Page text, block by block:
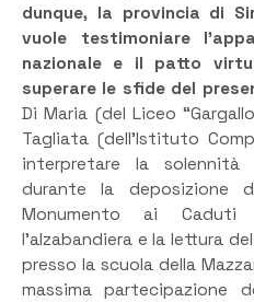
dunque, la provincia di
vuole testimoniare
nazionale e il patto
superare le sfide del
Di Maria (del Liceo
Tagliata (dell’Istituto
interpretare la solennità
durante la deposizione
Monumento ai Caduti
l’alzabandiera e la lettura
presso la scuola della
massima